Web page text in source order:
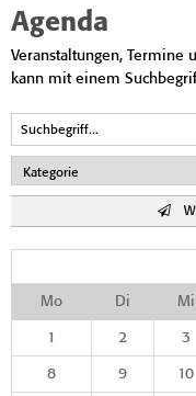
Agenda
Veranstaltungen, Termine
kann mit einem
Mo Di Mi
1 2 3
8 9 10